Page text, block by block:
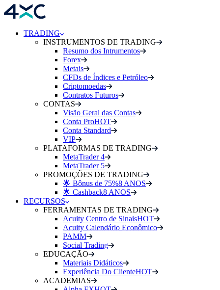
TRADING
INSTRUMENTOS DE TRADING
Resumo dos Intrumentos
Forex
Metais
CFDs de Índices e Petróleo
Criptomoedas
Contratos Futuros
CONTAS
Visão Geral das Contas
Conta ProHOT
Conta Standard
VIP
PLATAFORMAS DE TRADING
MetaTrader 4
MetaTrader 5
PROMOÇÕES DE TRADING
🌟 Bônus de 75%8 ANOS
🌟 Cashback8 ANOS
RECURSOS
FERRAMENTAS DE TRADING
Acuity Centro de SinaisHOT
Acuity Calendário Econômico
PAMM
Social Trading
EDUCAÇÃO
Materiais Didáticos
Experiência Do ClienteHOT
ACADEMIAS